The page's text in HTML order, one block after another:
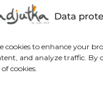
Data
cookies to enhance your
and analyze traffic. By
of cookies.